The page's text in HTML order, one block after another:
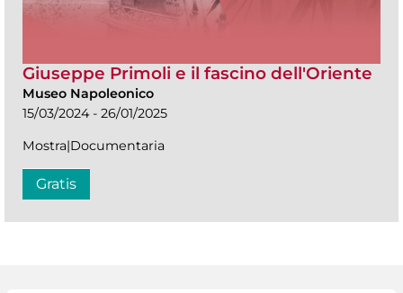
Giuseppe Primoli e il fascino dell'Oriente
Museo Napoleonico
15/03/2024 - 26/01/2025
Mostra|Documentaria
Gratis